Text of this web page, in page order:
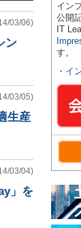
03/06)
ン
03/05)
生産
03/04)
」を
イン
公開
IT
す。
・ イ